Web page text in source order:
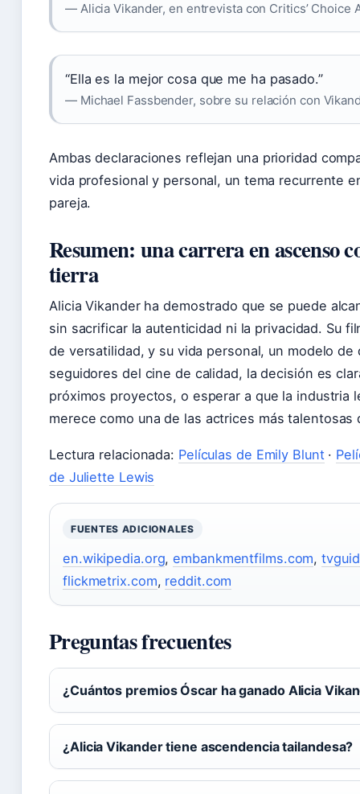
— Alicia Vikander, en entrevista con Critics’ Choice
“Ella es la mejor cosa que me ha pasado.”
— Michael Fassbender, sobre su relación con
Ambas declaraciones reflejan una prioridad
vida profesional y personal, un tema recurrente
pareja.
Resumen: una carrera en ascenso
tierra
Alicia Vikander ha demostrado que se puede
sin sacrificar la autenticidad ni la privacidad. Su
de versatilidad, y su vida personal, un modelo de
seguidores del cine de calidad, la decisión es
próximos proyectos, o esperar a que la industria
merece como una de las actrices más talentosas
Lectura relacionada: Películas de Emily Blunt·
de Juliette Lewis
FUENTES ADICIONALES
en.wikipedia.org,embankmentfilms.com,
flickmetrix.com, reddit.com
Preguntas frecuentes
¿Cuántos premios Óscar ha ganado Alicia
¿Alicia Vikander tiene ascendencia tailandesa?